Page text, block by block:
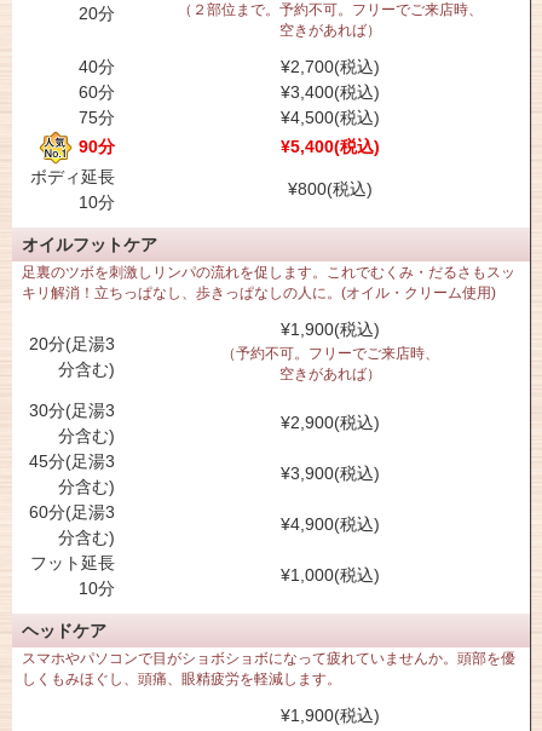
20分
（２部位まで。予約不可。フリーでご来店時、
空きがあれば）
40分
¥2,700(税込)
60分
¥3,400(税込)
75分
¥4,500(税込)
90分
¥5,400(税込)
ボディ延長
10分
¥800(税込)
オイルフットケア
足裏のツボを刺激しリンパの流れを促します。これでむくみ・だるさもスッ
キリ解消！立ちっぱなし、歩きっぱなしの人に。(オイル・クリーム使用)
20分(足湯3
分含む)
¥1,900(税込)
（予約不可。フリーでご来店時、
空きがあれば）
30分(足湯3
分含む)
¥2,900(税込)
45分(足湯3
分含む)
¥3,900(税込)
60分(足湯3
分含む)
¥4,900(税込)
フット延長
10分
¥1,000(税込)
ヘッドケア
スマホやパソコンで目がショボショボになって疲れていませんか。頭部を優
しくもみほぐし、頭痛、眼精疲労を軽減します。
¥1,900(税込)